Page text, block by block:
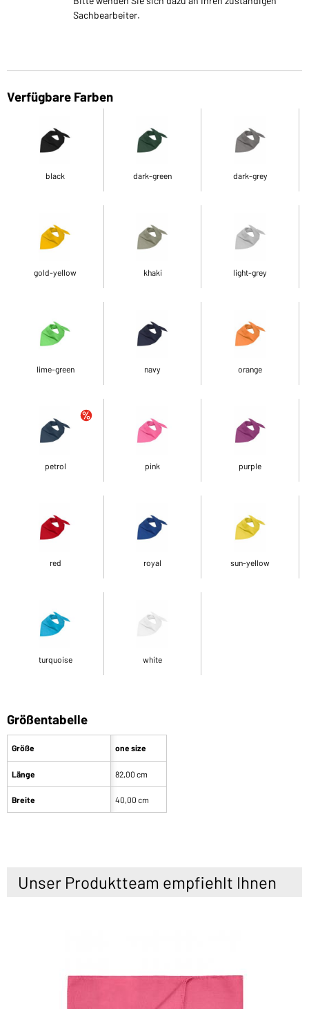
Sachbearbeiter.
Verfügbare Farben
black dark-green dark-grey
gold-yellow khaki light-grey
lime-green navy orange
petrol pink purple
red royal sun-yellow
turquoise white
Größentabelle
Größe
Länge
Breite
one size
82,00 cm
40,00 cm
Unser Produktteam empfiehlt Ihnen